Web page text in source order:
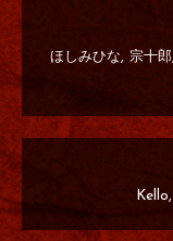
ほしみひな 宗十郎
Kello